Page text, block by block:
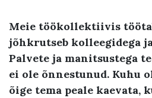
Meie töökollektiivis
jõhkrutseb kolleegidega
Palvete ja manitsustega
ei ole õnnestunud. Kuhu
õige tema peale kaevata,